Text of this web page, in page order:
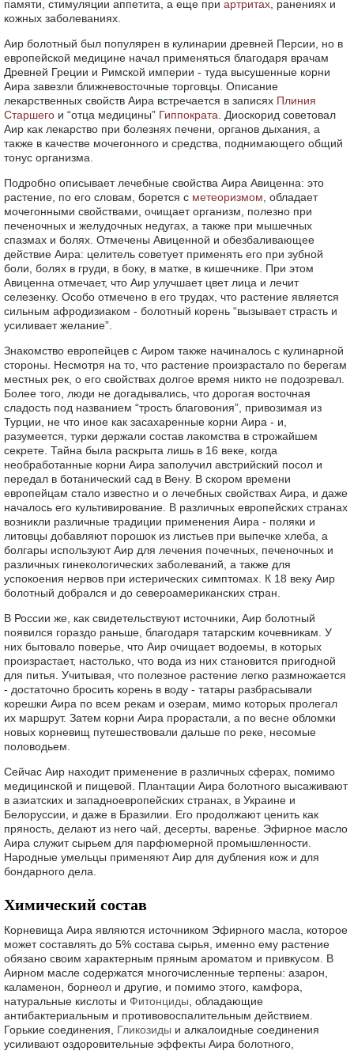
памяти, стимуляции аппетита, а еще при артритах , ранениях и
кожных заболеваниях.
Аир болотный был популярен в кулинарии древней Персии, но в
европейской медицине начал применяться благодаря врачам
Древней Греции и Римской империи - туда высушенные корни
Аира завезли ближневосточные торговцы. Описание
лекарственных свойств Аира встречается в записях Плиния
Старшего и “отца медицины” Гиппократа . Диоскорид советовал
Аир как лекарство при болезнях печени, органов дыхания, а
также в качестве мочегонного и средства, поднимающего общий
тонус организма.
Подробно описывает лечебные свойства Аира Авиценна: это
растение, по его словам, борется с метеоризмом , обладает
мочегонными свойствами, очищает организм, полезно при
печеночных и желудочных недугах, а также при мышечных
спазмах и болях. Отмечены Авиценной и обезбаливающее
действие Аира: целитель советует применять его при зубной
боли, болях в груди, в боку, в матке, в кишечнике. При этом
Авиценна отмечает, что Аир улучшает цвет лица и лечит
селезенку. Особо отмечено в его трудах, что растение является
сильным афродизиаком - болотный корень “вызывает страсть и
усиливает желание”.
Знакомство европейцев с Аиром также начиналось с кулинарной
стороны. Несмотря на то, что растение произрастало по берегам
местных рек, о его свойствах долгое время никто не подозревал.
Более того, люди не догадывались, что дорогая восточная
сладость под названием “трость благовония”, привозимая из
Турции, не что иное как засахаренные корни Аира - и,
разумеется, турки держали состав лакомства в строжайшем
секрете. Тайна была раскрыта лишь в 16 веке, когда
необработанные корни Аира заполучил австрийский посол и
передал в ботанический сад в Вену. В скором времени
европейцам стало известно и о лечебных свойствах Аира, и даже
началось его культивирование. В различных европейских странах
возникли различные традиции применения Аира - поляки и
литовцы добавляют порошок из листьев при выпечке хлеба, а
болгары используют Аир для лечения почечных, печеночных и
различных гинекологических заболеваний, а также для
успокоения нервов при истерических симптомах. К 18 веку Аир
болотный добрался и до североамериканских стран.
В России же, как свидетельствуют источники, Аир болотный
появился гораздо раньше, благодаря татарским кочевникам. У
них бытовало поверье, что Аир очищает водоемы, в которых
произрастает, настолько, что вода из них становится пригодной
для питья. Учитывая, что полезное растение легко размножается
- достаточно бросить корень в воду - татары разбрасывали
корешки Аира по всем рекам и озерам, мимо которых пролегал
их маршрут. Затем корни Аира прорастали, а по весне обломки
новых корневищ путешествовали дальше по реке, несомые
половодьем.
Сейчас Аир находит применение в различных сферах, помимо
медицинской и пищевой. Плантации Аира болотного высаживают
в азиатских и западноевропейских странах, в Украине и
Белоруссии, и даже в Бразилии. Его продолжают ценить как
пряность, делают из него чай, десерты, варенье. Эфирное масло
Аира служит сырьем для парфюмерной промышленности.
Народные умельцы применяют Аир для дубления кож и для
бондарного дела.
Химический состав
Корневища Аира являются источником Эфирного масла, которое
может составлять до 5% состава сырья, именно ему растение
обязано своим характерным пряным ароматом и привкусом. В
Аирном масле содержатся многочисленные терпены: азарон,
каламенон, борнеол и другие, и помимо этого, камфора,
натуральные кислоты и Фитонциды , обладающие
антибактериальным и противовоспалительным действием.
Горькие соединения, Гликозиды и алкалоидные соединения
усиливают оздоровительные эффекты Аира болотного,